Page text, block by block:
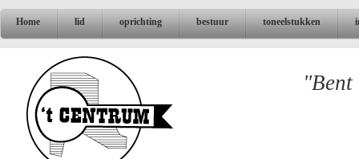
Home lid oprichting bestuur toneelstukken
"Bent